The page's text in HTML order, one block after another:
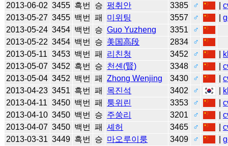
2013-06-02 3455 흑번 승 펑취안 3385 ♂ |
2013-05-27 3455 백번 패 미위팅 3557 ♂ |
2013-05-24 3454 백번 승 Guo Yuzheng 3351
♂
2013-05-22 3454 백번 승 美国高段 2834
♂
2013-05-11 3453 백번 패 리친청 3452 ♂
2013-05-07 3452 흑번 승 천셴(賢) 3348 ♂ |
2013-05-04 3452 백번 패 Zhong Wenjing 3430 ♂ |
2013-04-23 3451 흑번 패 목진석 3402 ♂
2013-04-11 3450 백번 패 퉁위린 3353 ♂ |
2013-04-10 3450 백번 승 주쑹리 3201 ♂ |
2013-04-07 3450 백번 패 셰허 3465 ♂ |
2013-03-31 3449 흑번 승 마오루이룽 3409 ♂ |